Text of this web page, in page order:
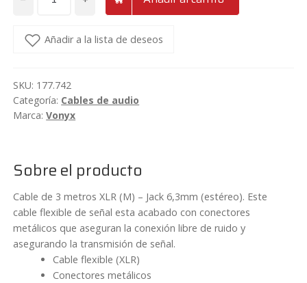
Macho
6.3
estéreo
CX316
cantidad
Añadir a la lista de deseos
SKU: 177.742
Categoría: Cables de audio
Marca:Vonyx
Sobre el producto
Cable de 3 metros XLR (M) – Jack 6,3mm (estéreo). Este
cable flexible de señal esta acabado con conectores
metálicos que aseguran la conexión libre de ruido y
asegurando la transmisión de señal.
Cable flexible (XLR)
Conectores metálicos